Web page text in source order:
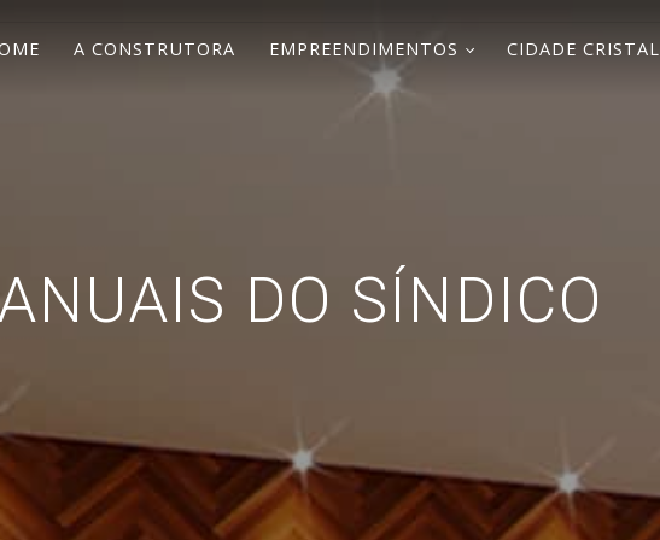
A CONSTRUTORA EMPREENDIMENTOS CIDADE CRISTAL
DO SÍNDICO